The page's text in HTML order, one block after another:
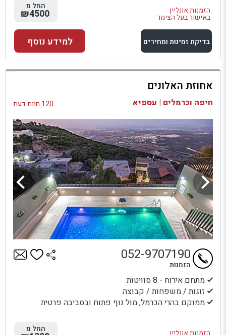
הזמנות אונליין
באישור בעל הצימר
החל מ
₪4500
בדיקת זמינות ומחירים
למתחם זה
בדיקת זמינות ומחירים
למידע נוסף
אחוזת האלונים
חיפה וכרמלים | עספיא 120 חוות דעת
מתחם אירוח - 8 סוויטות
זוגות / משפחות / קבוצה
ממוקם בהרי הכרמל, מול נוף פתוח ובסביבה פרטית
052-9707190
הזמנות
החל מ